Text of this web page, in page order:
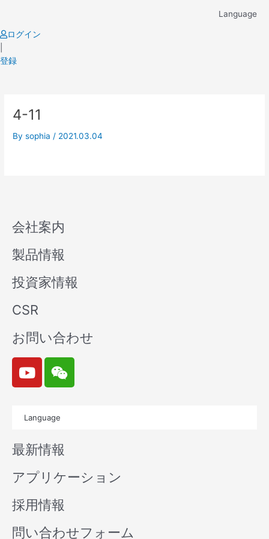
content
Language
ログイン
登録
4-11
Bysophia / 2021.03.04
会社案内
製品情報
投資家情報
CSR
お問い合わせ
Y
o
u
b
e
W
e
i
n
Language
最新情報
アプリケーション
採用情報
問い合わせフォーム